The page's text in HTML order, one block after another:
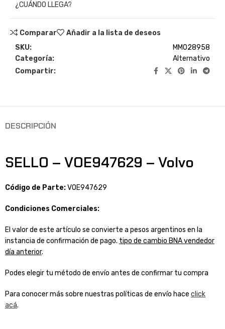
¿CUÁNDO LLEGA?
Comparar
Añadir a la lista de deseos
SKU:
MM028958
Categoría:
Alternativo
Compartir:
DESCRIPCIÓN
SELLO – VOE947629 – Volvo
Código de Parte:VOE947629
Condiciones Comerciales:
El valor de este artículo se convierte a pesos argentinos en la
instancia de confirmación de pago. tipo de cambio BNA vendedor
día anterior.
Podes elegir tu método de envío antes de confirmar tu compra
Para conocer más sobre nuestras políticas de envío hace click
acá.